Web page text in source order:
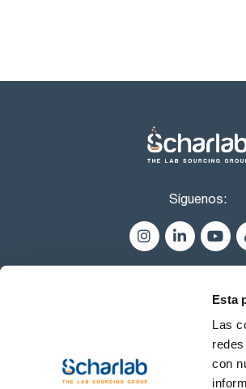
Esta
Las
con
Síguenos: